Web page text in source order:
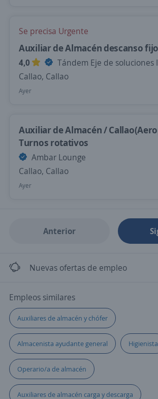
Se precisa Urgente
Auxiliar de Almacén descanso
4,0
Tándem Eje de soluciones
Callao, Callao
Ayer
Auxiliar de Almacén /
Turnos rotativos
Ambar Lounge
Callao, Callao
Ayer
Anterior
Nuevas ofertas de empleo
Empleos similares
Auxiliares de almacén y chófer
Almacenista ayudante general Higienista
Operario/a de almacén
Auxiliares de almacén carga y descarga